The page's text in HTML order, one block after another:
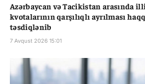
Azərbaycan və Tacikistan arasında
kvotalarının qarşılıqlı ayrılması
təsdiqlənib
7 Avqust 2026 15:01